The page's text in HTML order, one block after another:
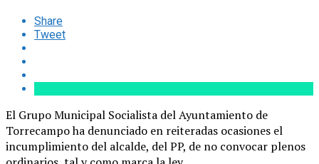
Share
Tweet
El Grupo Municipal Socialista del Ayuntamiento de
Torrecampo ha denunciado en reiteradas ocasiones el
incumplimiento del alcalde, del PP, de no convocar plenos